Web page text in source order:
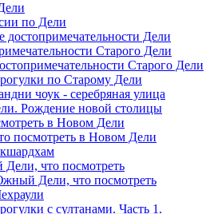
по Дели
достопримечательности Дели
Старого Дели
Старого Дели
по Старому Дели
чоук - серебряная улица
Рождение новой столицы
в Новом Дели
посмотреть в Новом Дели
что посмотреть
Дели, что посмотреть
с султанами. Часть 1.